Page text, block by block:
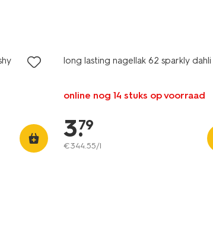
long lasting nagellak 62 sparkly
online nog 14 stuks op voorraad
3.
79
€344.55/l